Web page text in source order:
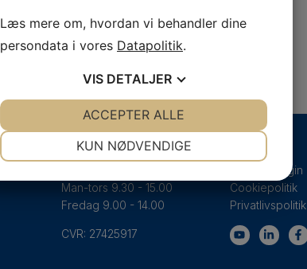
Man-tors 9.30 - 15.00
Fredag 9.00 - 14.00
CVR: 27425917
Medlemslogin
Cookiepolitik
Privatlivspolitik
Læs mere om, hvordan vi behandler dine
persondata i vores Datapolitik.
VIS DETALJER
NEJ JA
MARKETING
KUN NØDVENDIGE
ACCEPTER ALLE